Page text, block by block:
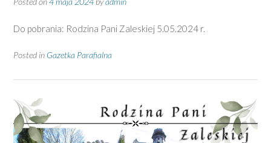
Do pobrania: Rodzina Pani Zaleskiej 5.05.2024 r.
Posted in Gazetka Parafialna